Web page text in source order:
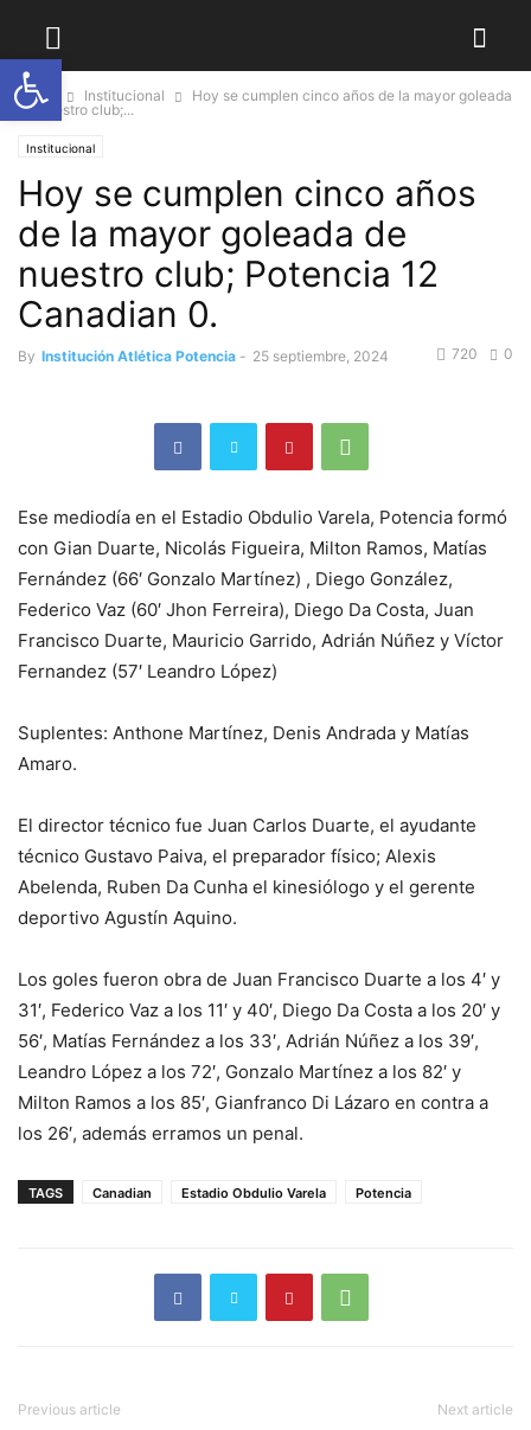
Abrir barra de herramientas
Home Institucional
Hoy se cumplen cinco años de la mayor goleada
de nuestro club;...
Institucional
Hoy se cumplen cinco años
de la mayor goleada de
nuestro club; Potencia 12
Canadian 0.
By Institución Atlética Potencia - 25 septiembre, 2024 0
720
Ese mediodía en el Estadio Obdulio Varela, Potencia formó
con Gian Duarte, Nicolás Figueira, Milton Ramos, Matías
Fernández (66′ Gonzalo Martínez) , Diego González,
Federico Vaz (60′ Jhon Ferreira), Diego Da Costa, Juan
Francisco Duarte, Mauricio Garrido, Adrián Núñez y Víctor
Fernandez (57′ Leandro López)
Suplentes: Anthone Martínez, Denis Andrada y Matías
Amaro.
El director técnico fue Juan Carlos Duarte, el ayudante
técnico Gustavo Paiva, el preparador físico; Alexis
Abelenda, Ruben Da Cunha el kinesiólogo y el gerente
deportivo Agustín Aquino.
Los goles fueron obra de Juan Francisco Duarte a los 4′ y
31′, Federico Vaz a los 11′ y 40′, Diego Da Costa a los 20′ y
56′, Matías Fernández a los 33′, Adrián Núñez a los 39′,
Leandro López a los 72′, Gonzalo Martínez a los 82′ y
Milton Ramos a los 85′, Gianfranco Di Lázaro en contra a
los 26′, además erramos un penal.
TAGS Canadian Estadio Obdulio Varela Potencia
Previous article Next article